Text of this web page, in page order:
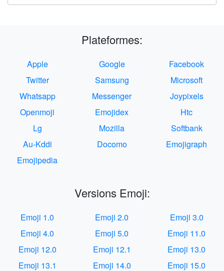
Plateformes:
Apple Google
Facebook
Twitter
Samsung
Microsoft
Whatsapp
Messenger
Joypixels
Openmoji
Emojidex
Htc
Lg
Mozilla
Softbank
Au-Kddi
Docomo
Emojigraph
Emojipedia
Versions Emoji:
Emoji 1.0 Emoji 2.0
Emoji 3.0
Emoji 4.0
Emoji 5.0
Emoji 11.0
Emoji 12.0
Emoji 12.1
Emoji 13.0
Emoji 13.1
Emoji 14.0 Emoji 15.0